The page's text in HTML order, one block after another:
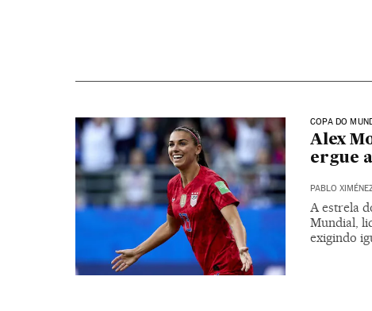
COPA DO
Alex
ergue
PABLO
A estrela
Mundial,
exigindo